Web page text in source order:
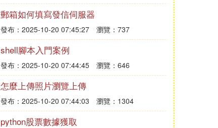
郵箱如何填寫發信伺服器
發布：2025-10-20 07:45:27 瀏覽：737
shell腳本入門案例
發布：2025-10-20 07:44:45 瀏覽：646
怎麼上傳照片瀏覽上傳
發布：2025-10-20 07:44:03 瀏覽：1304
python股票數據獲取